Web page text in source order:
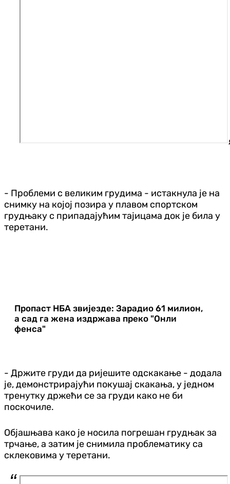
- Проблеми с великим грудима - истакнула је на
снимку на којој позира у плавом спортском
грудњаку с припадајућим тајицама док је била у
теретани.
Пропаст НБА звијезде: Зарадио 61 милион,
а сад га жена издржава преко "Онли
фенса"
- Држите груди да ријешите одскакање - додала
је, демонстрирајући покушај скакања, у једном
тренутку држећи се за груди како не би
поскочиле.
Објашњава како је носила погрешан грудњак за
трчање, а затим је снимила проблематику са
склековима у теретани.